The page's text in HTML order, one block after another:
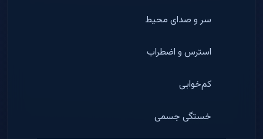
سر و صدای محیط
استرس و اضطراب
کم‌خوابی
خستگی جسمی